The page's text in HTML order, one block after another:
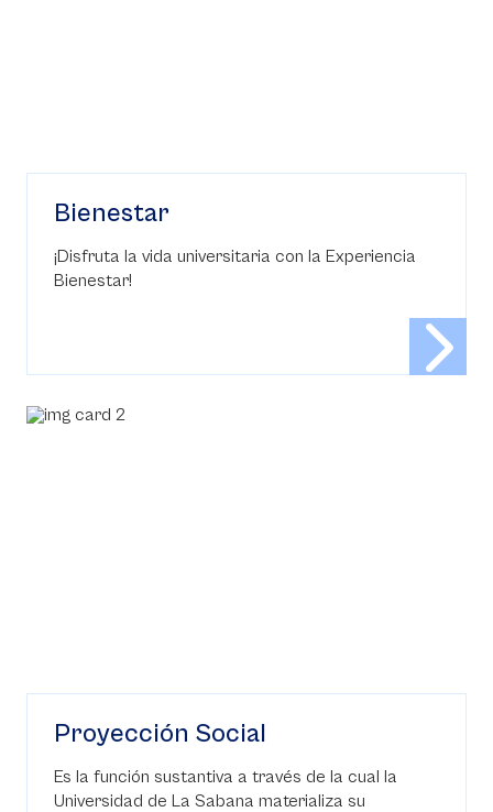
Bienestar
¡Disfruta la vida universitaria con la Experiencia
Bienestar!
Proyección Social
Es la función sustantiva a través de la cual la
Universidad de La Sabana materializa su